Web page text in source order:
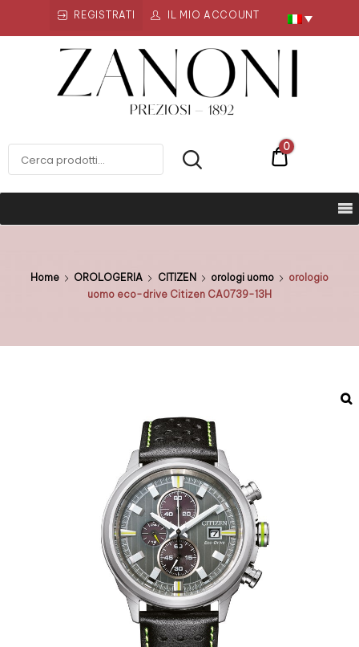
REGISTRATI IL MIO ACCOUNT
ZANONI PREZIOSI €0
0
Home OROLOGERIA CITIZEN orologi uomo
orologio
uomo eco-drive Citizen CA0739-13H